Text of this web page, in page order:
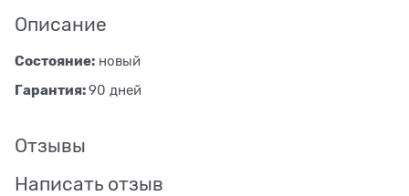
Описание
Состояние: новый
Гарантия:90 дней
Отзывы
Написать отзыв